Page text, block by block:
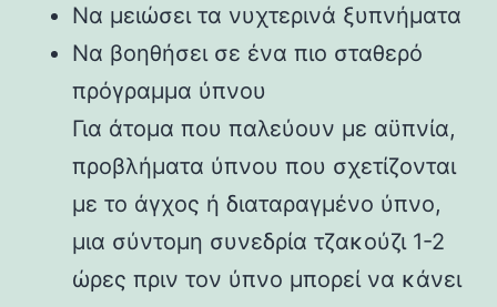
Να μειώσει τα νυχτερινά ξυπνήματα
Να βοηθήσει σε ένα πιο σταθερό
πρόγραμμα ύπνου
Για άτομα που παλεύουν με αϋπνία,
προβλήματα ύπνου που σχετίζονται
με το άγχος ή διαταραγμένο ύπνο,
μια σύντομη συνεδρία τζακούζι 1-2
ώρες πριν τον ύπνο μπορεί να κάνει